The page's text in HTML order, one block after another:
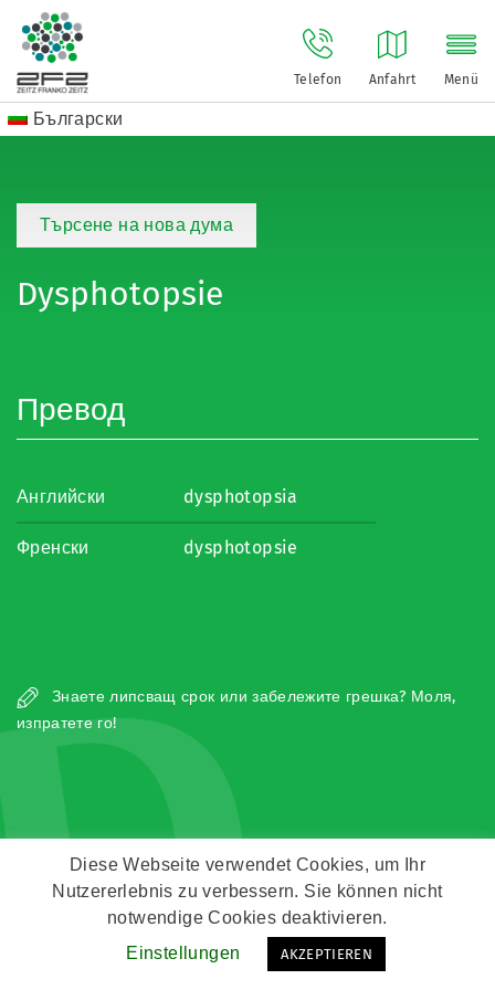
Menü
Telefon Anfahrt
Български
Търсене на нова дума
Dysphotopsie
Превод
Английски dysphotopsia
Френски dysphotopsie
Знаете липсващ срок или забележите грешка? Моля,
изпратете го!
Copyright © Zeitz Franko Zeitz
Kontakt Impressum Datenschutz
Diese Webseite verwendet Cookies, um Ihr
Nutzererlebnis zu verbessern. Sie können nicht
notwendige Cookies deaktivieren.
Einstellungen
AKZEPTIEREN